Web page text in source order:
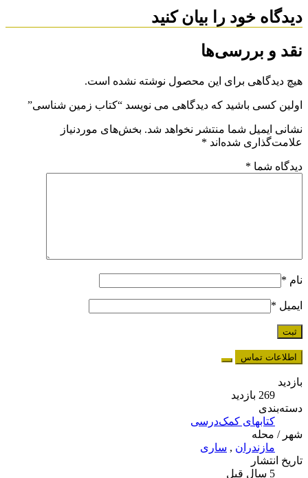
دیدگاه خود را بیان کنید
نقد و بررسی‌ها
هیچ دیدگاهی برای این محصول نوشته نشده است.
اولین کسی باشید که دیدگاهی می نویسد “کتاب زمین شناسی”
نشانی ایمیل شما منتشر نخواهد شد.بخش‌های موردنیاز
علامت‌گذاری شده‌اند *
دیدگاه شما *
نام *
ایمیل *
اطلاعات تماس
بازدید
269 بازدید
دسته‌بندی
کتابهای کمک‌درسی
شهر / محله
مازندران, ساری
تاریخ انتشار
5 سال قبل